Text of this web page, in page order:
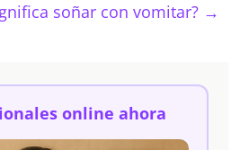
soñar con vomitar? →
online ahora